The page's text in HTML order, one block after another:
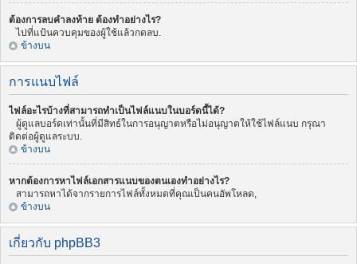
ต้องการลบคำลงท้าย ต้องทำอย่างไร?
ไปที่แป้นควบคุมของผู้ใช้แล้วกดลบ.
ข้างบน
การแนบไฟล์
ไฟล์อะไรบ้างที่สามารถทำเป็นไฟล์แนบในบอร์ดนี้ได้?
ผู้ดูแลบอร์ดเท่านั้นที่มีสิทธ์ในการอนุญาตหรือไม่อนุญาตให้ใช้ไฟล์แนบ กรุณา
ติดต่อผู้ดูแลระบบ.
ข้างบน
หากต้องการหาไฟล์เอกสารแนบของตนเองทำอย่างไร?
สามารถหาได้จากรายการไฟล์ทั้งหมดที่คุณเป็นคนอัพโหลด,
ข้างบน
เกี่ยวกับ phpBB3